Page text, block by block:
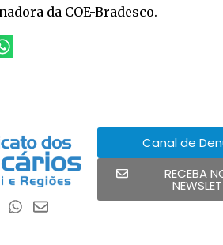
da COE-Bradesco.
Canal de
RECEBA